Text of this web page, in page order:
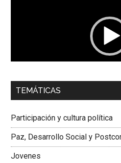
00:00
Dra. Carolina Corcho Mejía,
Colombiana
TEMÁTICAS
Participación y cultura política
Paz, Desarrollo Social y
Jovenes